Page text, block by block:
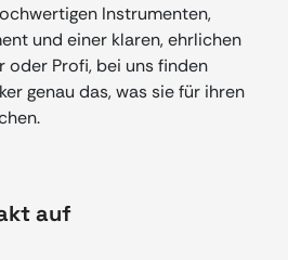
Instrumenten,
und einer klaren, ehrlichen
oder Profi, bei uns finden
genau das, was sie für ihren
auf